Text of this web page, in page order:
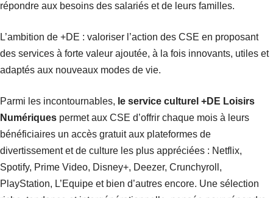
répondre aux besoins des salariés et de leurs familles.
L’ambition de +DE : valoriser l’action des CSE en proposant
des services à forte valeur ajoutée, à la fois innovants, utiles et
adaptés aux nouveaux modes de vie.
Parmi les incontournables, le service culturel +DE Loisirs
Numériques permet aux CSE d’offrir chaque mois à leurs
bénéficiaires un accès gratuit aux plateformes de
divertissement et de culture les plus appréciées : Netflix,
Spotify, Prime Video, Disney+, Deezer, Crunchyroll,
PlayStation, L’Equipe et bien d’autres encore. Une sélection